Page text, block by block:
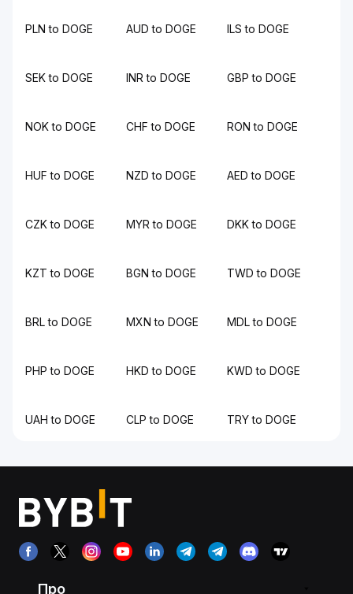
PLN to DOGE AUD to DOGE ILS to DOGE
SEK to DOGE INR to DOGE GBP to DOGE
NOK to DOGE CHF to DOGE RON to DOGE
HUF to DOGE NZD to DOGE AED to DOGE
CZK to DOGE MYR to DOGE DKK to DOGE
KZT to DOGE BGN to DOGE TWD to DOGE
BRL to DOGE MXN to DOGE MDL to DOGE
PHP to DOGE HKD to DOGE KWD to DOGE
UAH to DOGE CLP to DOGE TRY to DOGE
Про